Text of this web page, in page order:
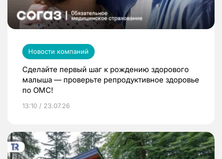
Новости компаний
Сделайте первый шаг к рождению здорового
малыша — проверьте репродуктивное здоровье
по ОМС!
13:10 / 23.07.26